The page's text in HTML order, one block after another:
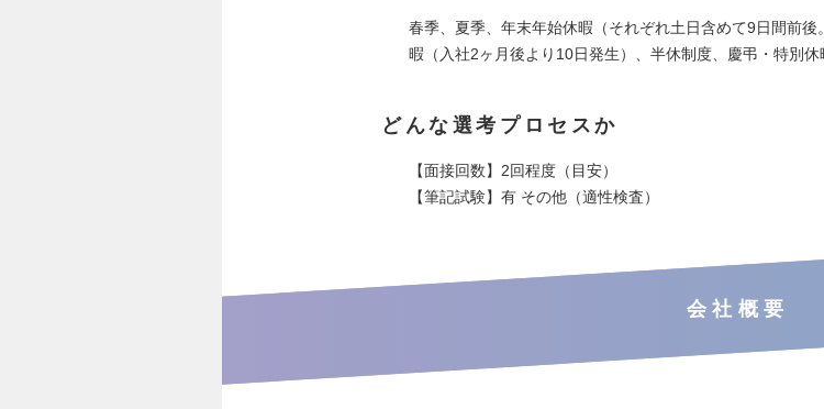
春季、夏季、年末年始休暇（それぞれ土日含めて9日間前
暇（入社2ヶ月後より10日発生）、半休制度、慶弔・特別休
どんな選考プロセスか
【面接回数】2回程度（目安）
【筆記試験】有 その他（適性検査）
会社概要